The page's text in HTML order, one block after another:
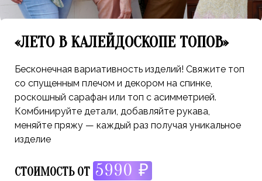
«ЛЕТО В КАЛЕЙДОСКОПЕ ТОПОВ»
Бесконечная вариативность изделий! Свяжите топ
со спущенным плечом и декором на спинке,
роскошный сарафан или топ с асимметрией.
Комбинируйте детали, добавляйте рукава,
меняйте пряжу — каждый раз получая уникальное
изделие
СТОИМОСТЬ ОТ 5990 ₽